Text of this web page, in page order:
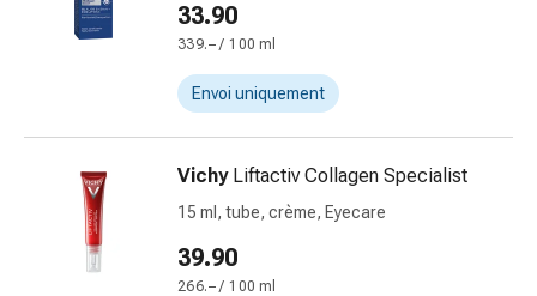
adhésifs
Pommade
tirer
médicaux
Oreilles
et
yeux
33.90
339.– / 100 ml
Envoi uniquement
Vichy Liftactiv Collagen Specialist
15 ml, tube, crème, Eyecare
39.90
266.– / 100 ml